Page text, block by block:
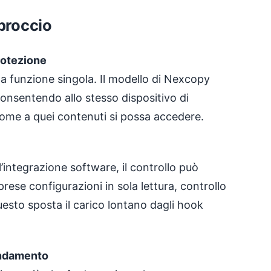
funzione singola. Il modello di Nexcopy
allo stesso dispositivo di
a quei contenuti si possa accedere.
software, il controllo può
configurazioni in sola lettura, controllo
sposta il carico lontano dagli hook